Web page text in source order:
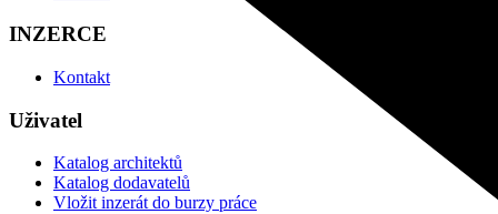
INZERCE
Kontakt
Uživatel
Katalog architektů
Katalog dodavatelů
Vložit inzerát do burzy práce